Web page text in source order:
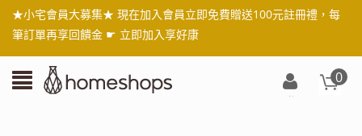
★小宅會員大募集★ 現在加入會員立即免費贈送100元註冊禮，每
筆訂單再享回饋金 ☛ 立即加入享好康
0